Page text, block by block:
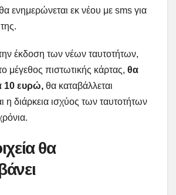
ενημερώνεται εκ νέου με sms για
έκδοση των νέων ταυτοτήτων,
μέγεθος πιστωτικής κάρτας, θα
10 ευρώ, θα καταβάλλεται
η διάρκεια ισχύος των ταυτοτήτων
θα